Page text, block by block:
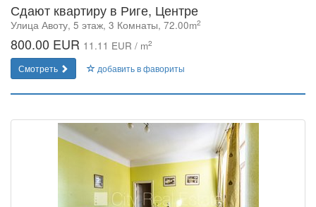
Сдают квартиру в Риге, Центре
Улица Авоту, 5 этаж, 3 Комнаты, 72.00m2
800.00 EUR 11.11 EUR / m2
Смотреть добавить в фавориты